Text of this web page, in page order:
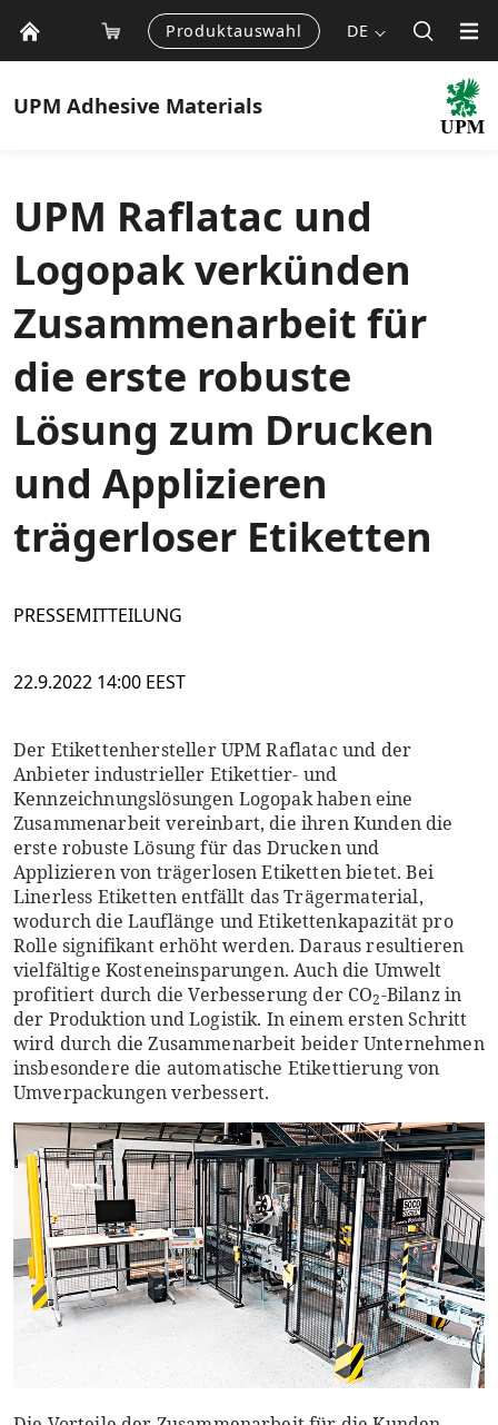
Produktauswahl DE
UPM Adhesive Materials
UPM Raflatac und
Logopak verkünden
Zusammenarbeit für
die erste robuste
Lösung zum Drucken
und Applizieren
trägerloser Etiketten
PRESSEMITTEILUNG
22.9.2022 14:00 EEST
Der Etikettenhersteller UPM Raflatac und der
Anbieter industrieller Etikettier- und
Kennzeichnungslösungen Logopak haben eine
Zusammenarbeit vereinbart, die ihren Kunden die
erste robuste Lösung für das Drucken und
Applizieren von trägerlosen Etiketten bietet. Bei
Linerless Etiketten entfällt das Trägermaterial,
wodurch die Lauflänge und Etikettenkapazität pro
Rolle signifikant erhöht werden. Daraus resultieren
vielfältige Kosteneinsparungen. Auch die Umwelt
profitiert durch die Verbesserung der CO2-Bilanz in
der Produktion und Logistik. In einem ersten Schritt
wird durch die Zusammenarbeit beider Unternehmen
insbesondere die automatische Etikettierung von
Umverpackungen verbessert.